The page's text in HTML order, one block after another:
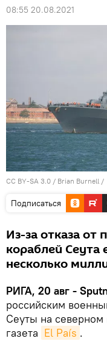
08:55 20.08.2021
CC BY-SA 3.0 / Brian Burnell /
Подписаться
Из-за отказа от
кораблей Сеута
несколько
РИГА, 20 авг -
российским
Сеуты на
газета El País .